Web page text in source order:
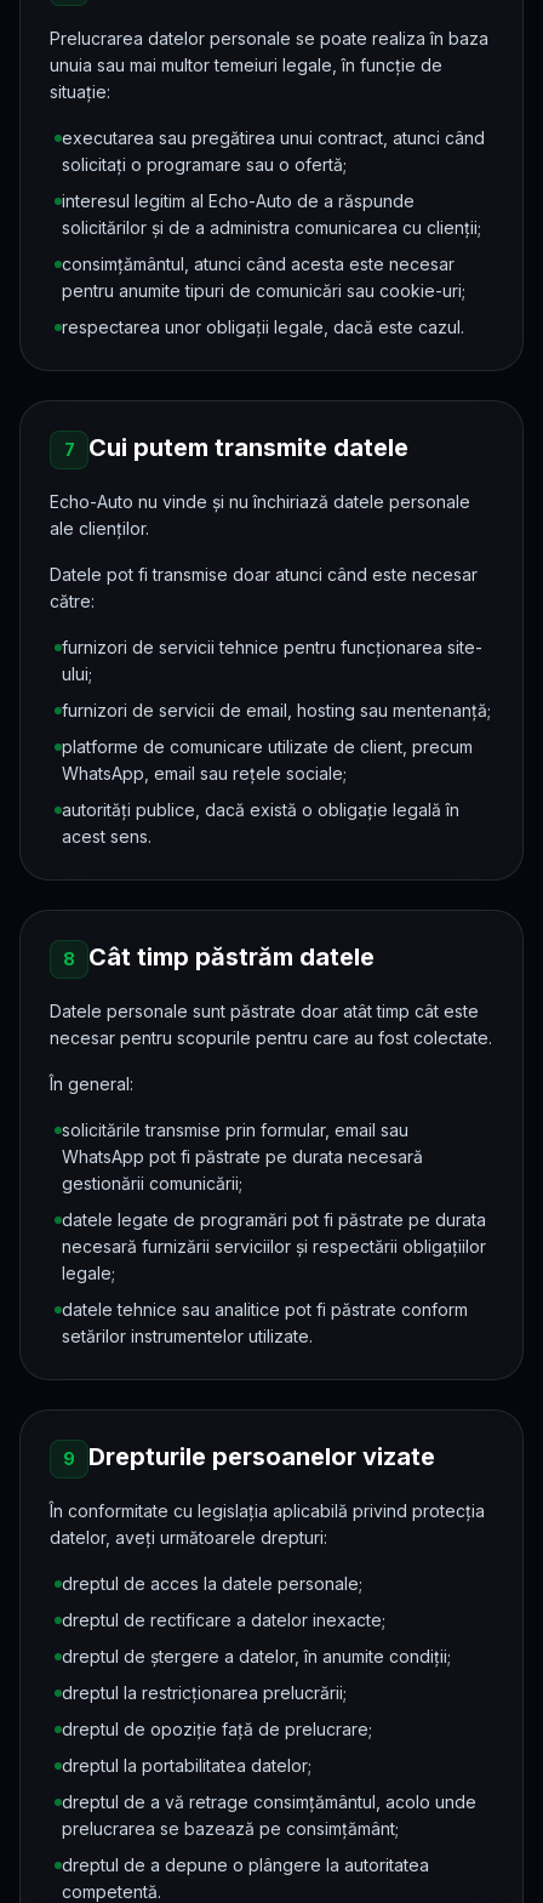
Prelucrarea datelor personale se poate realiza în baza
unuia sau mai multor temeiuri legale, în funcție de
situație:
executarea sau pregătirea unui contract, atunci când
solicitați o programare sau o ofertă;
interesul legitim al Echo-Auto de a răspunde
solicitărilor și de a administra comunicarea cu clienții;
consimțământul, atunci când acesta este necesar
pentru anumite tipuri de comunicări sau cookie-uri;
respectarea unor obligații legale, dacă este cazul.
7 Cui putem transmite datele
Echo-Auto nu vinde și nu închiriază datele personale
ale clienților.
Datele pot fi transmise doar atunci când este necesar
către:
furnizori de servicii tehnice pentru funcționarea site-
ului;
furnizori de servicii de email, hosting sau mentenanță;
platforme de comunicare utilizate de client, precum
WhatsApp, email sau rețele sociale;
autorități publice, dacă există o obligație legală în
acest sens.
8 Cât timp păstrăm datele
Datele personale sunt păstrate doar atât timp cât este
necesar pentru scopurile pentru care au fost colectate.
În general:
solicitările transmise prin formular, email sau
WhatsApp pot fi păstrate pe durata necesară
gestionării comunicării;
datele legate de programări pot fi păstrate pe durata
necesară furnizării serviciilor și respectării obligațiilor
legale;
datele tehnice sau analitice pot fi păstrate conform
setărilor instrumentelor utilizate.
9 Drepturile persoanelor vizate
În conformitate cu legislația aplicabilă privind protecția
datelor, aveți următoarele drepturi:
dreptul de acces la datele personale;
dreptul de rectificare a datelor inexacte;
dreptul de ștergere a datelor, în anumite condiții;
dreptul la restricționarea prelucrării;
dreptul de opoziție față de prelucrare;
dreptul la portabilitatea datelor;
dreptul de a vă retrage consimțământul, acolo unde
prelucrarea se bazează pe consimțământ;
dreptul de a depune o plângere la autoritatea
competentă.